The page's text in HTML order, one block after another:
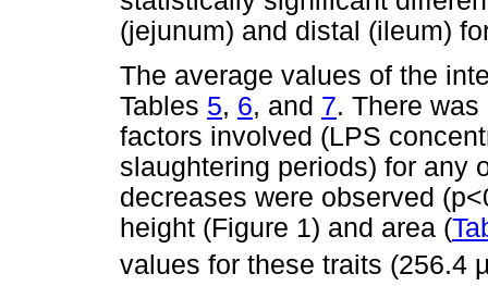
(jejunum) and distal (ileum)
The average values of the
Tables 5, 6, and 7. There
factors involved (LPS
slaughtering periods) for any
decreases were observed
height (Figure 1) and area (
values for these traits (256.4